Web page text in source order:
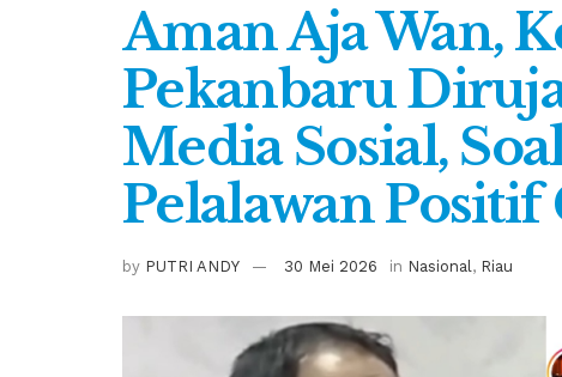
Aman Aja Wan,
Pekanbaru
Media Sosial,
Pelalawan Positif
by PUTRI ANDY 30 Mei 2026 in Nasional , Riau